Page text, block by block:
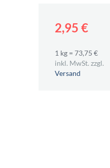
2,95 €
1 kg = 73,75 €
inkl. MwSt. zzgl.
Versand